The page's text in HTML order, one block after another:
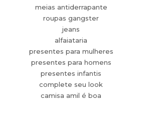
meias antiderrapante
roupas gangster
jeans
alfaiataria
presentes para mulheres
presentes para homens
presentes infantis
complete seu look
camisa amil é boa